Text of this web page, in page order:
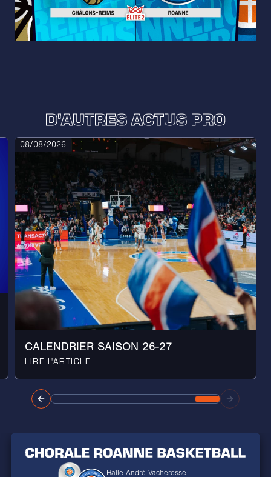
D'AUTRES ACTUS PRO
08/08/2026
CALENDRIER SAISON 26-27
LIRE L'ARTICLE
Halle André-Vacheresse